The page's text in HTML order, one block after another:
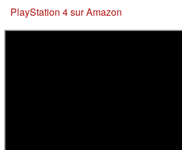
PlayStation 4 sur Amazon